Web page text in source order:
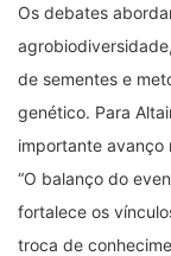
Os debates
de sementes e
genético. Para
importante avanço
“O balanço do
fortalece os
troca de